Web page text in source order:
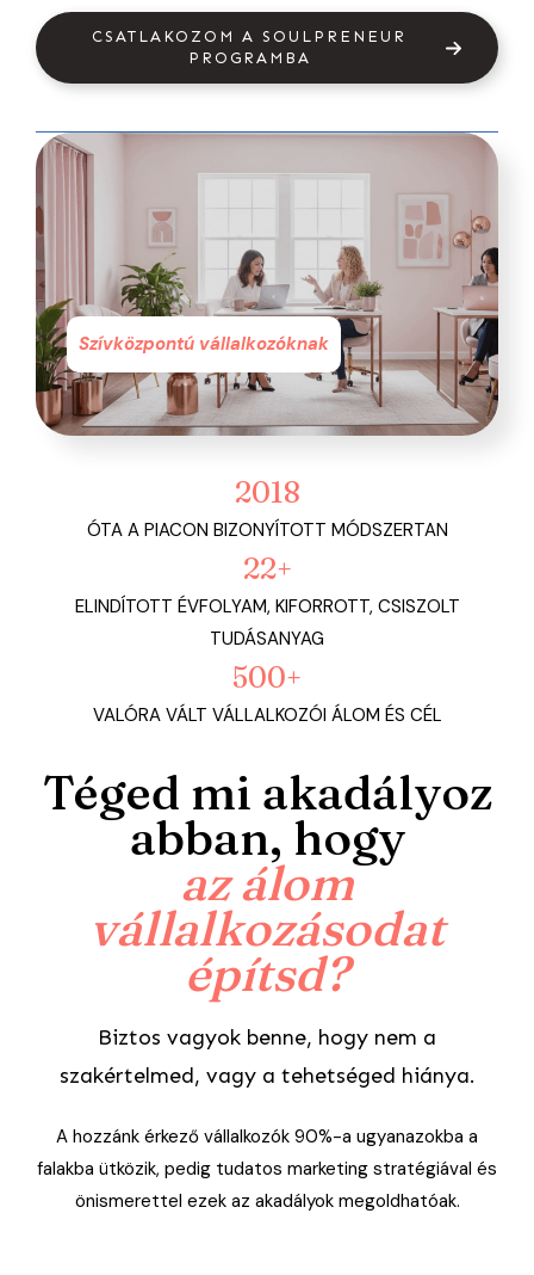
CSATLAKOZOM A SOULPRENEUR
PROGRAMBA
Szívközpontú vállalkozóknak
2018
ÓTA A PIACON BIZONYÍTOTT MÓDSZERTAN
22+
ELINDÍTOTT ÉVFOLYAM, KIFORROTT, CSISZOLT
TUDÁSANYAG
500+
VALÓRA VÁLT VÁLLALKOZÓI ÁLOM ÉS CÉL
Téged mi akadályoz
abban, hogy
az álom
vállalkozásodat
építsd?
Biztos vagyok benne, hogy nem a
szakértelmed, vagy a tehetséged hiánya.
A hozzánk érkező vállalkozók 90%-a ugyanazokba a
falakba ütközik, pedig tudatos marketing stratégiával és
önismerettel ezek az akadályok megoldhatóak.